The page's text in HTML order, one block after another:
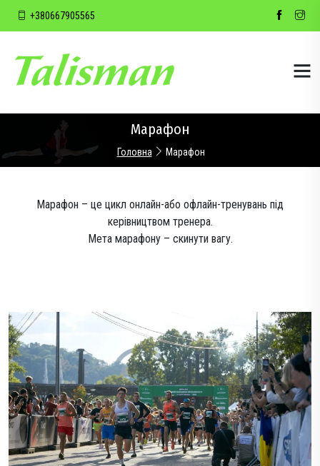
+380667905565
Марафон
Головна Марафон
Марафон – це цикл онлайн-або офлайн-тренувань під
керівництвом тренера.
Мета марафону – скинути вагу.